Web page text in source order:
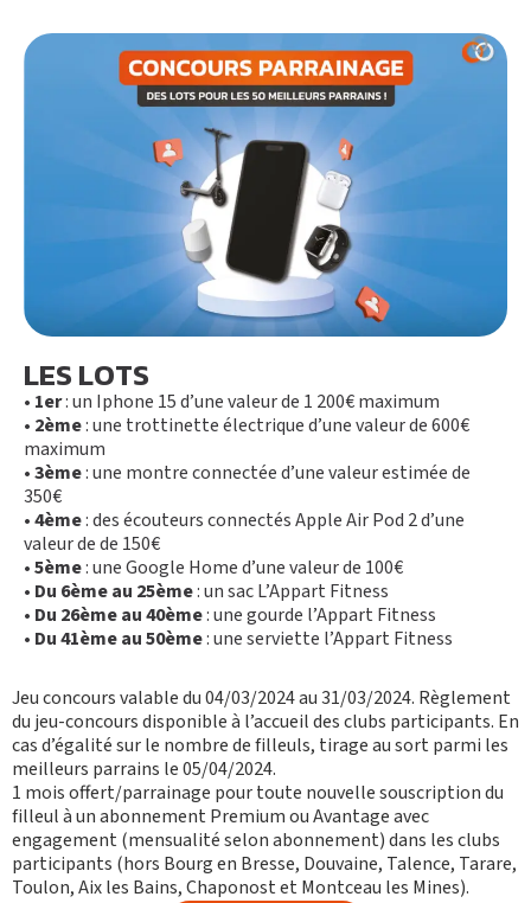
LES LOTS
• 1er: un Iphone 15 d’une valeur de 1 200€ maximum
• 2ème: une trottinette électrique d’une valeur de 600€
maximum
•3ème: une montre connectée d’une valeur estimée de
350€
•4ème: des écouteurs connectés Apple Air Pod 2 d’une
valeur de de 150€
•5ème: une Google Home d’une valeur de 100€
• Du 6ème au 25ème: un sac L’Appart Fitness
• Du 26ème au 40ème: une gourde l’Appart Fitness
• Du 41ème au 50ème: une serviette l’Appart Fitness
Jeu concours valable du 04/03/2024 au 31/03/2024. Règlement
du jeu-concours disponible à l’accueil des clubs participants. En
cas d’égalité sur le nombre de filleuls, tirage au sort parmi les
meilleurs parrains le 05/04/2024.
1 mois offert/parrainage pour toute nouvelle souscription du
filleul à un abonnement Premium ou Avantage avec
engagement (mensualité selon abonnement) dans les clubs
participants (hors Bourg en Bresse, Douvaine, Talence, Tarare,
Toulon, Aix les Bains, Chaponost et Montceau les Mines).